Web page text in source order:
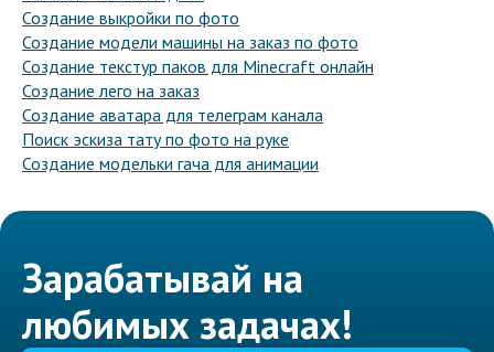
Создание выкройки по фото
Создание модели машины на заказ по фото
Создание текстур паков для Minecraft онлайн
Создание лего на заказ
Создание аватара для телеграм канала
Поиск эскиза тату по фото на руке
Создание модельки гача для анимации
Зарабатывай на
любимых задачах!